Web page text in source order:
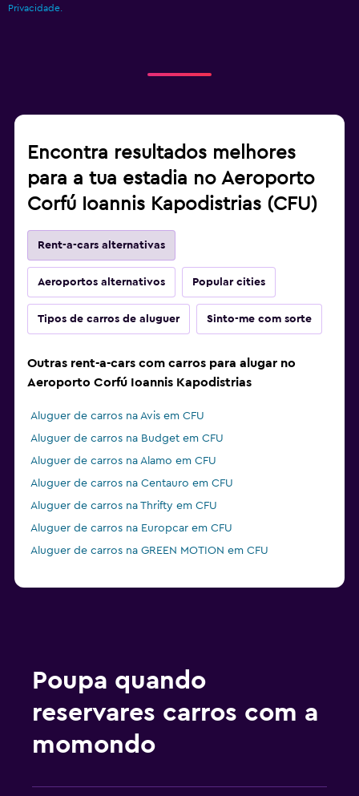
Privacidade.
Encontra resultados melhores
para a tua estadia no Aeroporto
Corfú Ioannis Kapodistrias (CFU)
Rent-a-cars alternativas
Aeroportos alternativos Popular cities
Tipos de carros de aluguer Sinto-me com sorte
Outras rent-a-cars com carros para alugar no
Aeroporto Corfú Ioannis Kapodistrias
Aluguer de carros na Avis em CFU
Aluguer de carros na Budget em CFU
Aluguer de carros na Alamo em CFU
Aluguer de carros na Centauro em CFU
Aluguer de carros na Thrifty em CFU
Aluguer de carros na Europcar em CFU
Aluguer de carros na GREEN MOTION em CFU
Poupa quando
reservares carros com a
momondo